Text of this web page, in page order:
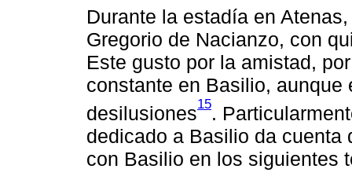
Durante la estadía en
Gregorio de Nacianzo, con
Este gusto por la amistad,
constante en Basilio, aunque
desilusiones15.
dedicado a Basilio da
con Basilio en los siguientes